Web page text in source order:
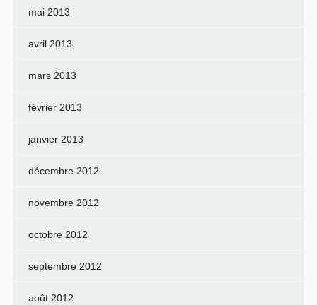
mai 2013
avril 2013
mars 2013
février 2013
janvier 2013
décembre 2012
novembre 2012
octobre 2012
septembre 2012
août 2012